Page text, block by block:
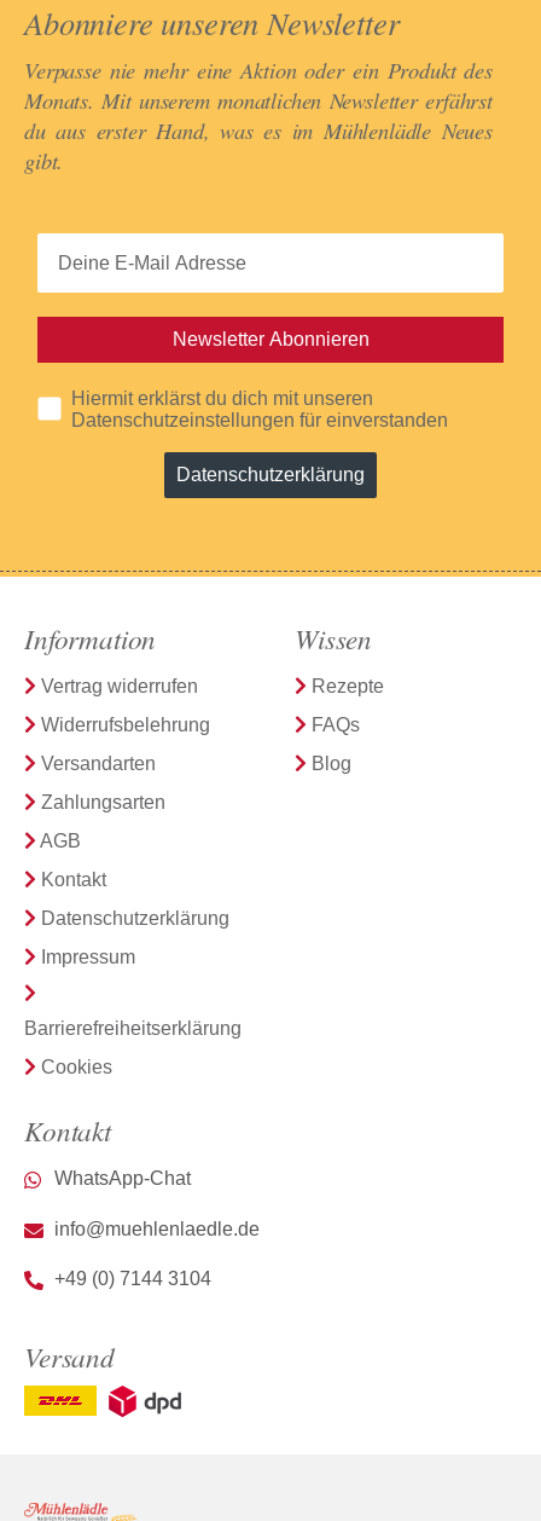
Abonniere unseren Newsletter​
Verpasse nie mehr eine Aktion oder ein Produkt des
Monats. Mit unserem monatlichen Newsletter erfährst
du aus erster Hand, was es im Mühlenlädle Neues
gibt.​
Newsletter Abonnieren
Hiermit erklärst du dich mit unseren
Datenschutzeinstellungen für einverstanden
Datenschutzerklärung
Information
Vertrag widerrufen
Widerrufsbelehrung
Versandarten
Zahlungsarten
AGB
Kontakt
Datenschutzerklärung
Impressum
Barrierefreiheitserklärung
Cookies
Wissen
Rezepte
FAQs
Blog
Kontakt
WhatsApp-Chat
info@muehlenlaedle.de
+49 (0) 7144 3104
Versand